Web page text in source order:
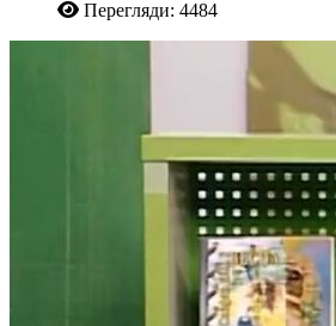
Перегляди: 4484